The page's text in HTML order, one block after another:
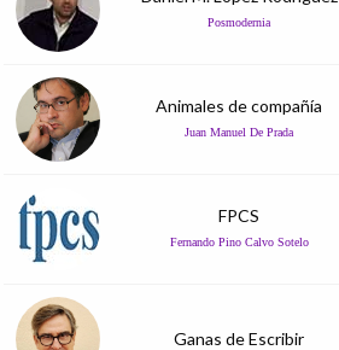
Posmodernia
Animales de compañía
Juan Manuel De Prada
FPCS
Fernando Pino Calvo Sotelo
Ganas de Escribir